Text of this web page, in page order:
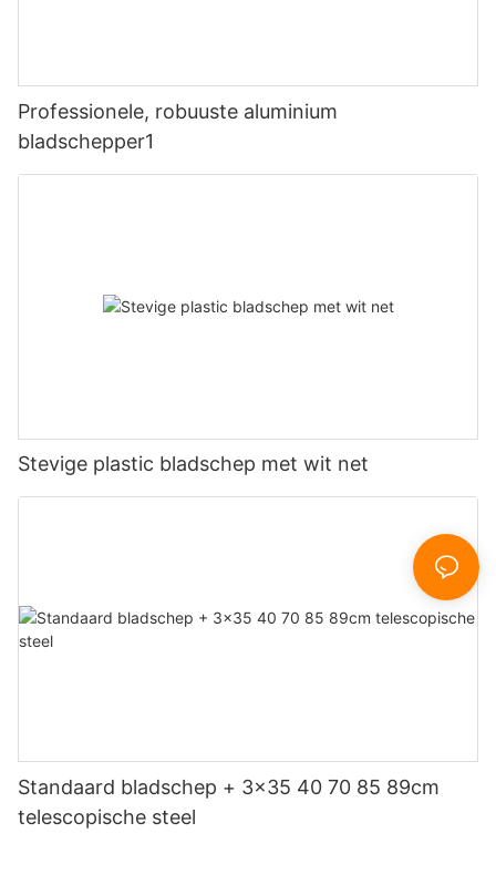
Professionele, robuuste aluminium
bladschepper1
Stevige plastic bladschep met wit net
Standaard bladschep + 3x35 40 70 85 89cm
telescopische steel